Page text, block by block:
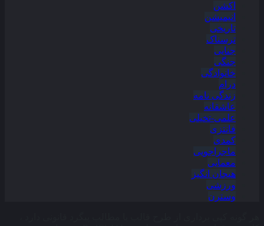
اکشن
انیمیشن
تاریخی
ترسناک
جنایی
جنگی
خانوادگی
درام
زندگی نامه
عاشقانه
علمی-تخیلی
فانتزی
کمدی
ماجراجویی
معمایی
هیجان انگیز
ورزشی
وسترن